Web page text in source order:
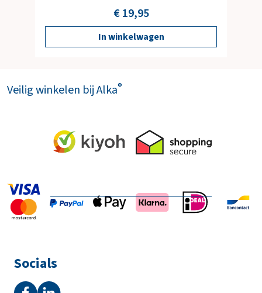
€ 19,95
In winkelwagen
Veilig winkelen bij Alka®
Socials